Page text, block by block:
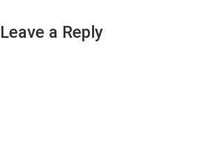
Leave a Reply